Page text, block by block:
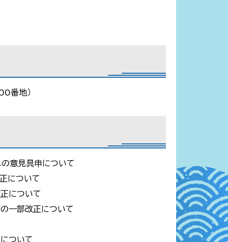
番地）
意見具申について
について
について
一部改正について
ついて